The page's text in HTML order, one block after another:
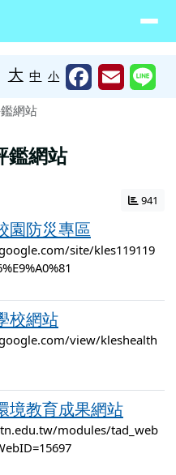
大 中 小
網站
鑑網站
941
園防災專區
site/kles119119
校網站
view/kleshealth
境教育成果網站
modules/tad_web